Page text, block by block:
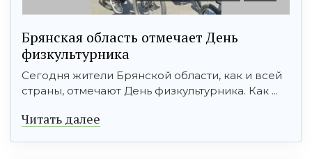
Брянская область отмечает День
физкультурника
Сегодня жители Брянской области, как и всей
страны, отмечают День физкультурника. Как ...
Читать далее